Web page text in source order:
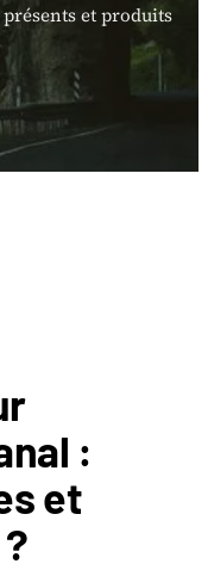
et produits
:
et